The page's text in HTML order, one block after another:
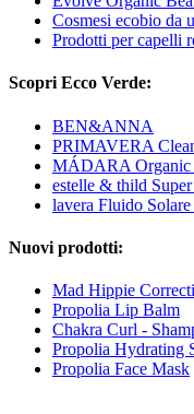
Cosmesi ecobio da
Prodotti per capelli
Scopri Ecco Verde:
BEN&ANNA
PRIMAVERA
MÁDARA Organic
estelle & thild
lavera Fluido
Nuovi prodotti:
Mad Hippie
Propolia Lip Balm
Chakra Curl -
Propolia Hydrating
Propolia Face Mask